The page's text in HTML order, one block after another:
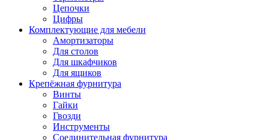
Цепочки
Цифры
Комплектующие для мебели
Амортизаторы
Для столов
Для шкафчиков
Для ящиков
Крепёжная фурнитура
Винты
Гайки
Гвозди
Инструменты
Соединительная фурнитура